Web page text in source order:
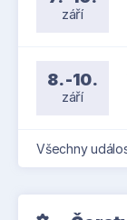
září
8.-10.
září
Všechny